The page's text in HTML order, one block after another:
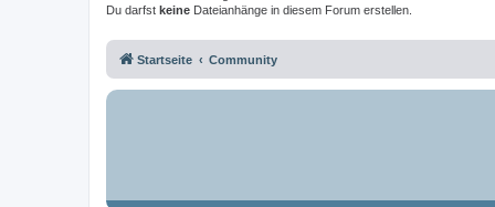
Du darfst keine Dateianhänge in diesem Forum erstellen.
Startseite Community